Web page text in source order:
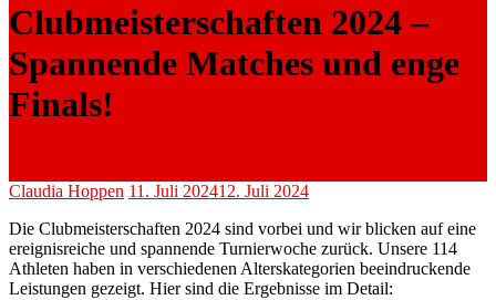
Clubmeisterschaften 2024 –
Spannende Matches und enge
Finals!
Claudia Hoppen 11. Juli 202412. Juli 2024
Die Clubmeisterschaften 2024 sind vorbei und wir blicken auf eine
ereignisreiche und spannende Turnierwoche zurück. Unsere 114
Athleten haben in verschiedenen Alterskategorien beeindruckende
Leistungen gezeigt. Hier sind die Ergebnisse im Detail: